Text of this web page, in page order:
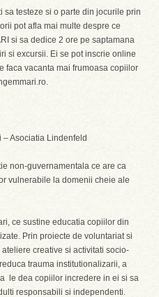
sa testeze si o parte din jocurile prin
pot afla mai multe despre ce
si sa dedice 2 ore pe saptamana
si excursii. Ei se pot inscrie online
faca vacanta mai frumoasa copiilor
Asociatia Lindenfeld
non-guvernamentala ce are ca
vulnerabile la domenii cheie ale
ce sustine educatia copiilor din
Prin proiecte de voluntariat si
creative si activitati socio-
trauma institutionalizarii, a
le dea copiilor incredere in ei si sa
responsabili si independenti.